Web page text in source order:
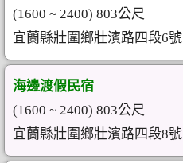
(1600 ~ 2400) 803公尺
宜蘭縣壯圍鄉壯濱路四段6號
海邊渡假民宿
(1600 ~ 2400) 803公尺
宜蘭縣壯圍鄉壯濱路四段8號